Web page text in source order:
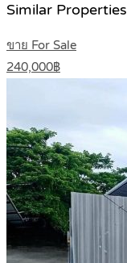
Similar Properties
ขาย For Sale
240,000฿